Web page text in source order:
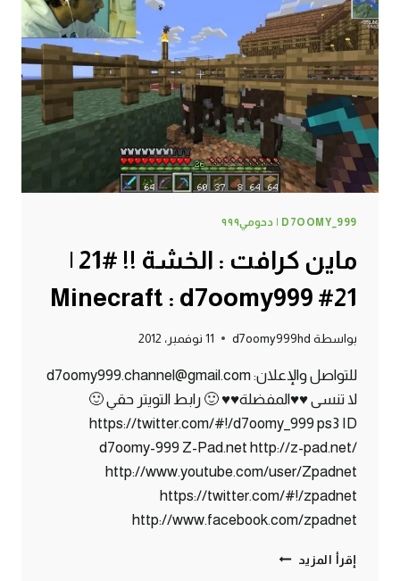
22#
MINECRAFT
:
D7OOMY999
D7OOMY_999 | دحومي٩٩٩
ماين كرافت : الخشة !! #21 |
21# Minecraft : d7oomy999
بواسطة d7oomy999hd 11 نوفمبر، 2012
للتواصل والإعلان: d7oomy999.channel@gmail.com
لا تنسى ♥♥المفضلة♥♥ 🙂 رابط التويتر حقي 🙂
https://twitter.com/#!/d7oomy_999 ps3 ID
d7oomy-999 Z-Pad.net http://z-pad.net/
http://www.youtube.com/user/Zpadnet
https://twitter.com/#!/zpadnet
http://www.facebook.com/zpadnet
إقرأ المزيد ماين